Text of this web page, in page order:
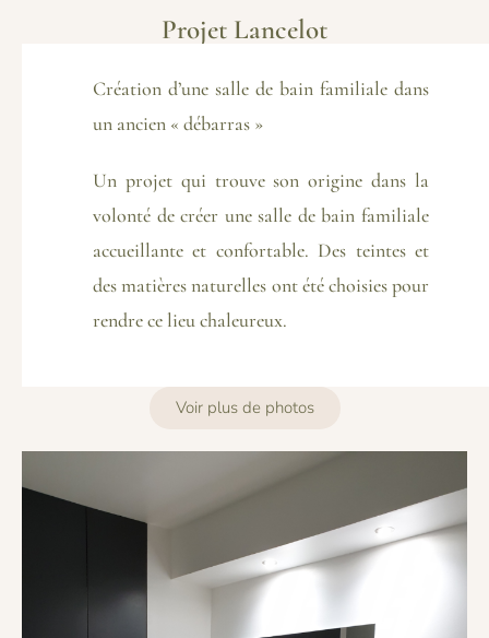
Projet Lancelot
Création d’une salle de bain familiale dans
un ancien « débarras »
Un projet qui trouve son origine dans la
volonté de créer une salle de bain familiale
accueillante et confortable. Des teintes et
des matières naturelles ont été choisies pour
rendre ce lieu chaleureux.
Voir plus de photos